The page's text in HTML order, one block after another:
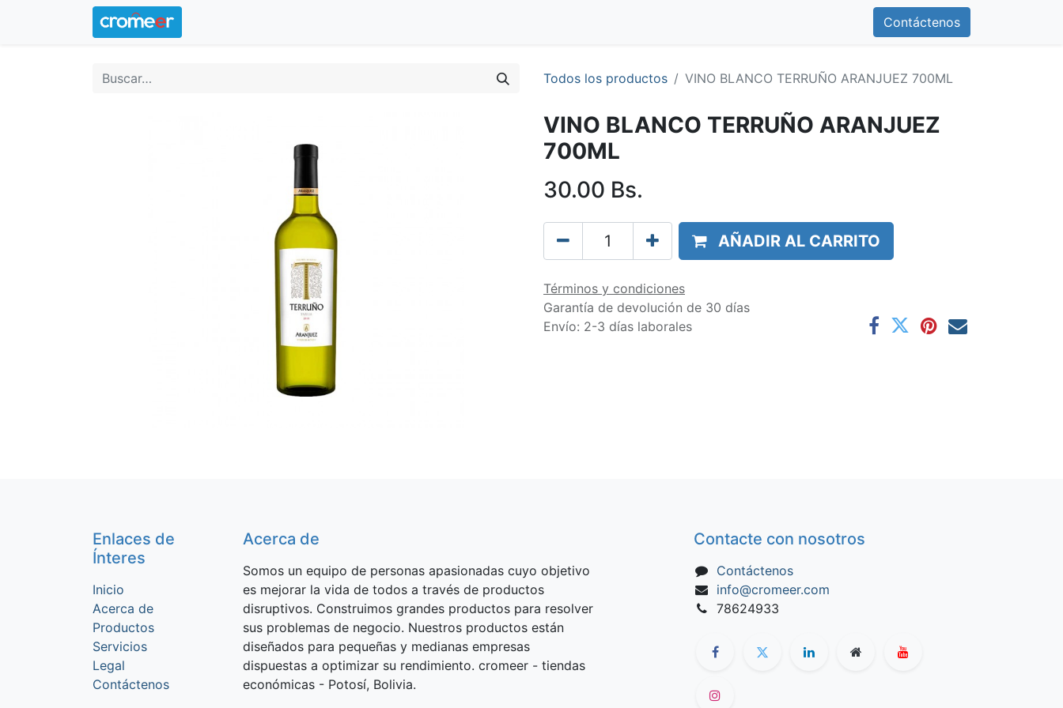
Contáctenos
Todos los productos VINO BLANCO TERRUÑO ARANJUEZ 700ML
VINO BLANCO TERRUÑO ARANJUEZ
700ML
30.00 Bs.
AÑADIR AL CARRITO
Términos y condiciones
Garantía de devolución de 30 días
Envío: 2-3 días laborales
Enlaces de
Ínteres
Inicio
Acerca de
Productos
Servicios
Legal
Contáctenos
Acerca de
Somos un equipo de personas apasionadas cuyo objetivo
es mejorar la vida de todos a través de productos
disruptivos. Construimos grandes productos para resolver
sus problemas de negocio. Nuestros productos están
diseñados para pequeñas y medianas empresas
dispuestas a optimizar su rendimiento. cromeer - tiendas
económicas - Potosí, Bolivia.
Contacte con nosotros
Contáctenos
info@cromeer.com
78624933​